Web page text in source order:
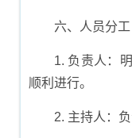
六、人员分工
1. 负责人：
顺利进行。
2. 主持人：